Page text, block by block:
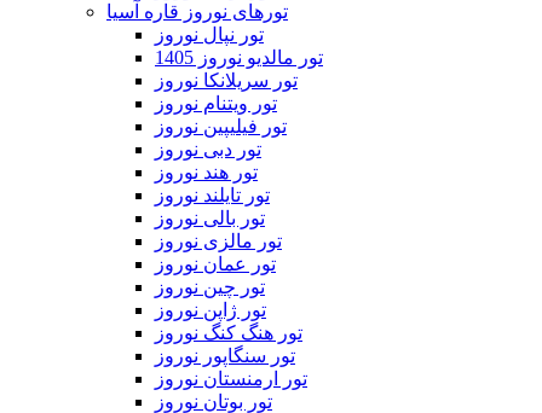
تورهای نوروز قاره آسیا
تور نپال نوروز
تور مالدیو نوروز 1405
تور سریلانکا نوروز
تور ویتنام نوروز
تور فیلیپین نوروز
تور دبی نوروز
تور هند نوروز
تور تایلند نوروز
تور بالی نوروز
تور مالزی نوروز
تور عمان نوروز
تور چین نوروز
تور ژاپن نوروز
تور هنگ کنگ نوروز
تور سنگاپور نوروز
تور ارمنستان نوروز
تور بوتان نوروز